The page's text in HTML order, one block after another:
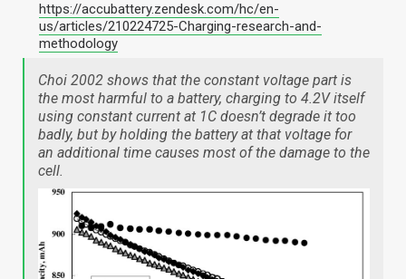
https://accubattery.zendesk.com/hc/en-
us/articles/210224725-Charging-research-and-
methodology
Choi 2002 shows that the constant voltage part is
the most harmful to a battery, charging to 4.2V itself
using constant current at 1C doesn’t degrade it too
badly, but by holding the battery at that voltage for
an additional time causes most of the damage to the
cell.